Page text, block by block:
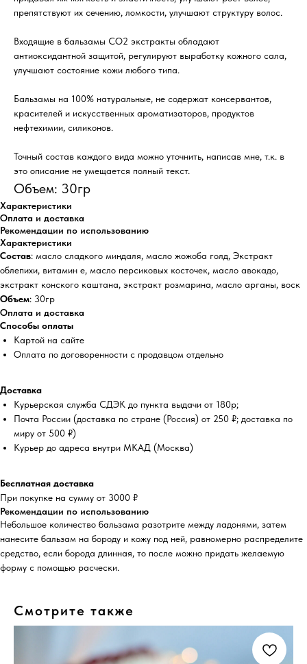
препятствуют их сечению, ломкости, улучшают структуру волос.
Входящие в бальзамы СО2 экстракты обладают
антиоксидантной защитой, регулируют выработку кожного сала,
улучшают состояние кожи любого типа.
Бальзамы на 100% натуральные, не содержат консервантов,
красителей и искусственных ароматизаторов, продуктов
нефтехимии, силиконов.
Точный состав каждого вида можно уточнить, написав мне, т.к. в
это описание не умещается полный текст.
Объем: 30гр
Характеристики
Оплата и доставка
Рекомендации по использованию
Характеристики
Состав: масло сладкого миндаля, масло жожоба голд, Экстракт
облепихи, витамин е, масло персиковых косточек, масло авокадо,
экстракт конского каштана, экстракт розмарина, масло арганы, воск
Объем: 30гр
Оплата и доставка
Способы оплаты
Картой на сайте
Оплата по договоренности с продавцом отдельно
Доставка
Курьерская служба СДЭК до пункта выдачи от 180р;
Почта России (доставка по стране (Россия) от 250 ₽; доставка по
миру от 500 ₽)
Курьер до адреса внутри МКАД (Москва)
Бесплатная доставка
При покупке на сумму от 3000 ₽
Рекомендации по использованию
Небольшое количество бальзама разотрите между ладонями, затем
нанесите бальзам на бороду и кожу под ней, равномерно распределите
средство, если борода длинная, то после можно придать желаемую
форму с помощью расчески.
Смотрите также